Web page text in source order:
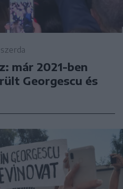
már 2021-ben
Georgescu és